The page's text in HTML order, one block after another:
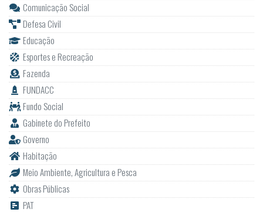
Comunicação Social
Defesa Civil
Educação
Esportes e Recreação
Fazenda
FUNDACC
Fundo Social
Gabinete do Prefeito
Governo
Habitação
Meio Ambiente, Agricultura e Pesca
Obras Públicas
PAT